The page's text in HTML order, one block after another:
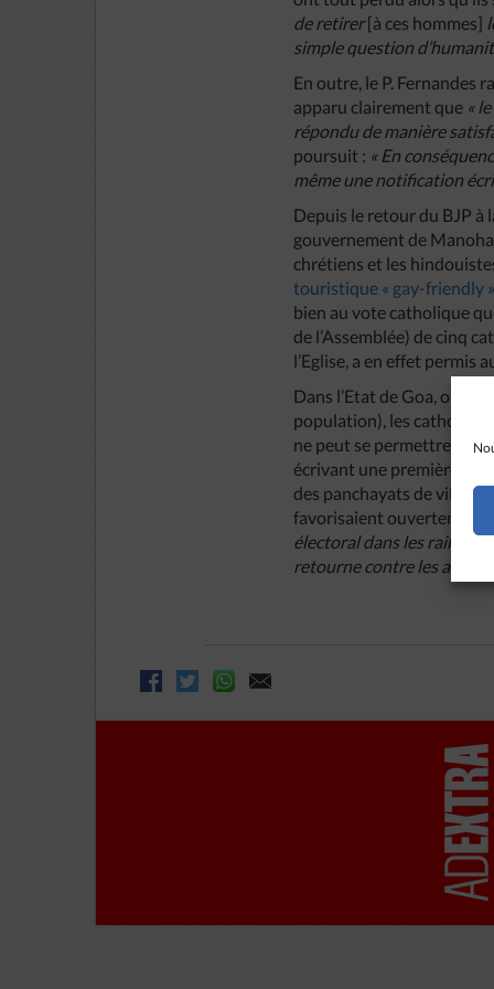
de retirer[à ces hommes]
simple question
En outre, le P. Fernandes
apparu clairement que «
répondu de manière
poursuit : « En
même une notification
Depuis le retour du BJP à
gouvernement de
chrétiens et les
touristique « gay-friendly »
bien au vote catholique
de l’Assemblée) de cinq
l’Eglise, a en effet permis
Dans l’Etat de Goa, où la
population), les
ne peut se permettre
écrivant une première
des panchayats de village
favorisaient ouvertement
électoral dans les rails
retourne contre les